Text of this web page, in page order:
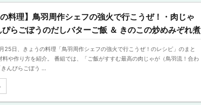
の料理】鳥羽周作シェフの強火で行こうぜ！・肉じゃ
らごぼうのだしバターご飯 ＆ きのこの炒めみぞれ煮
25日、きょうの料理「鳥羽周作シェフの強火で行こうぜ！のレシピ」のまと
料や作り方を紹介。 番組では、「ご飯がすすむ最高の肉じゃが（鳥羽流！合わ
んぴらごぼう ...